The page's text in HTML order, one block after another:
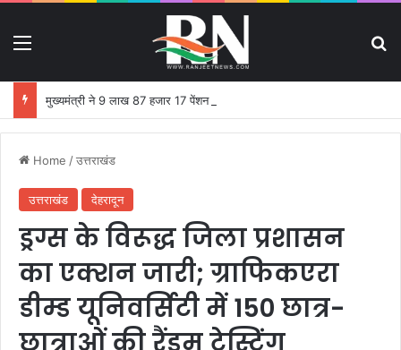
Home /उत्तराखंड
उत्तराखंड देहरादून
ड्रग्स के विरूद्ध जिला प्रशासन
का एक्शन जारी; ग्राफिकएरा
डीम्ड यूनिवर्सिटी में 150 छात्र-